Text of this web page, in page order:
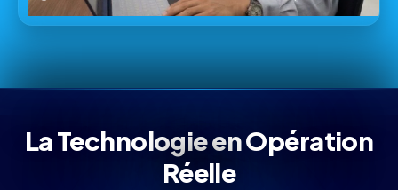
La Technologie en Opération
Réelle